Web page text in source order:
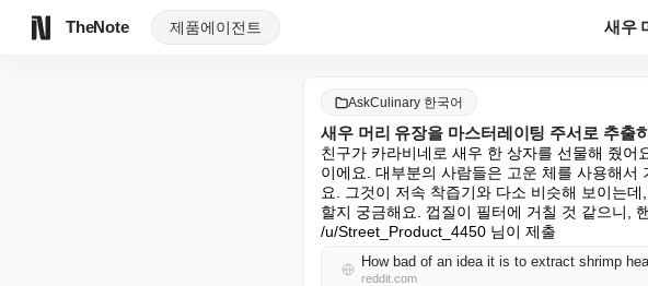
TheNote 제품에이전트
AskCulinary 한국어
새우 머리 유장을 마스터레이팅 주서로 추출
친구가 카라비네로 새우 한 상자를 선물해 줬
이에요. 대부분의 사람들은 고운 체를 사용해
요. 그것이 저속 착즙기와 다소 비슷해 보이는
할지 궁금해요. 껍질이 필터에 거칠 것 같으니,
/u/Street_Product_4450 님이 제출
How bad of an idea it is to extract shrimp
reddit.com